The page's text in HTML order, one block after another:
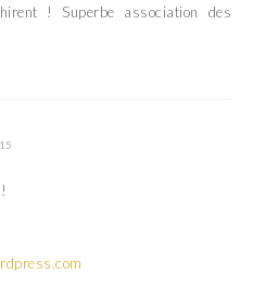
! Superbe association des